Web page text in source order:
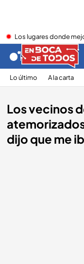
Los lugares donde
Lo último A la carta
Los vecinos
dijo que me